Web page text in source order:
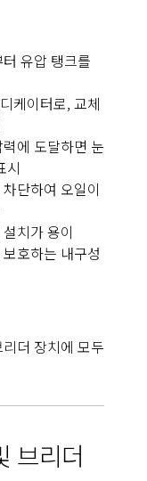
유압 탱크를
케이터로, 교체
에 도달하면 눈
시
단하여 오일이
치가 용이
호하는 내구성
더 장치에 모두
브리더